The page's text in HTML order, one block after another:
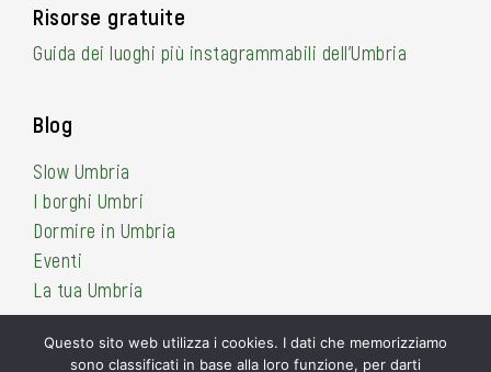
Risorse gratuite
Guida dei luoghi più instagrammabili dell’Umbria
Blog
Slow Umbria
I borghi Umbri
Dormire in Umbria
Eventi
La tua Umbria
Questo sito web utilizza i cookies. I dati che memorizziamo
sono classificati in base alla loro funzione, per darti